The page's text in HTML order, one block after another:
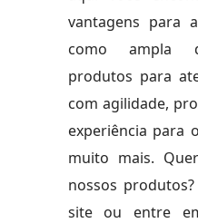
vantagens para
como ampla
produtos para
com agilidade,
experiência para
muito mais.
nossos
site ou entre